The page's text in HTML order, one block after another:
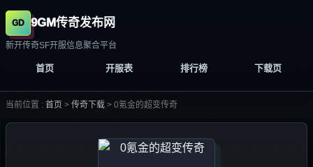
9GM传奇发布网
新开传奇SF开服信息聚合平台
首页 开服表 排行榜 下载页
当前位置 : 首页 > 传奇下载 > 0氪金的超变传奇